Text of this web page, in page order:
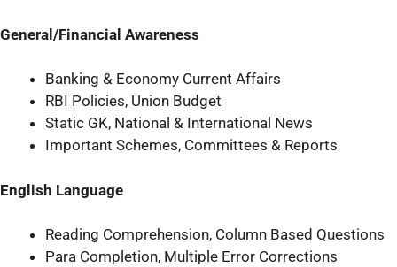
General/Financial Awareness
Banking & Economy Current Affairs
RBI Policies, Union Budget
Static GK, National & International News
Important Schemes, Committees & Reports
English Language
Reading Comprehension, Column Based Questions
Para Completion, Multiple Error Corrections